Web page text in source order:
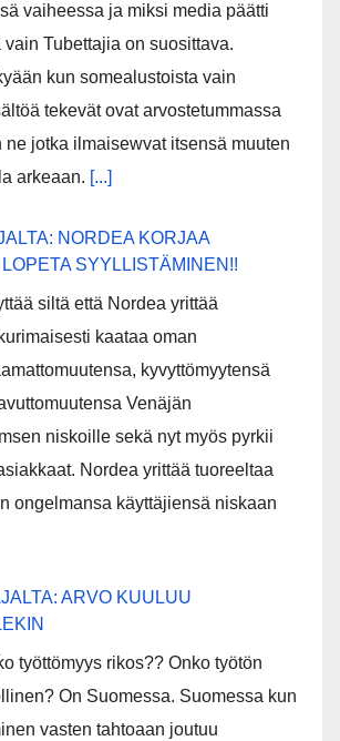
vaiheessa ja miksi media päätti
vain Tubettajia on suosittava.
kun somealustoista vain
tekevät ovat arvostetummassa
ne jotka ilmaisewvat itsensä muuten
arkeaan. [...]
NORDEA KORJAA
SYYLLISTÄMINEN!!
siltä että Nordea yrittää
kaataa oman
kyvyttömyytensä
Venäjän
niskoille sekä nyt myös pyrkii
Nordea yrittää tuoreeltaa
ongelmansa käyttäjiensä niskaan
ARVO KUULUU
työttömyys rikos?? Onko työtön
On Suomessa. Suomessa kun
vasten tahtoaan joutuu